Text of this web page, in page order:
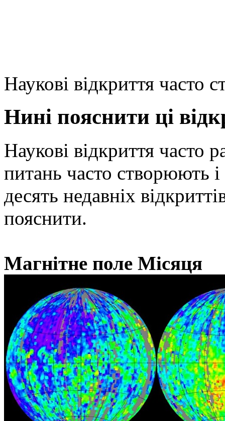
Наукові відкриття часто
Нині пояснити ці
Наукові відкриття часто
питань часто створюють
десять недавніх
пояснити.
Магнітне поле Місяця